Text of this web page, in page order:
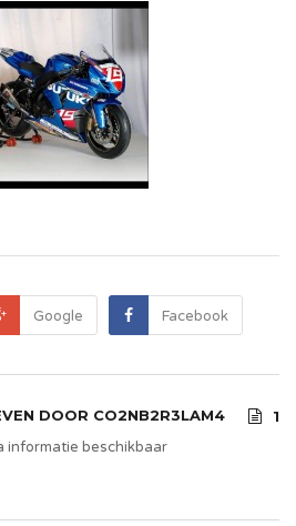
Google Facebook
DOOR CO2NB2R3LAM4
1
informatie beschikbaar